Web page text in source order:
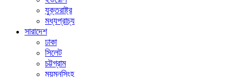
যুক্তরাষ্ট্র
মধ্যপ্রাচ্য
সারাদেশ
ঢাকা
সিলেট
চট্টগ্রাম
ময়মনসিংহ